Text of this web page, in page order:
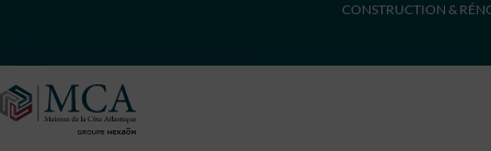
CONSTRUCTION &